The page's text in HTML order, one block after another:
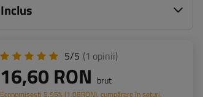
Inclus
5/5 (1 opinii)
16,60 RON brut
Economisești 5.95%(1.05RON), cumpărare în seturi.